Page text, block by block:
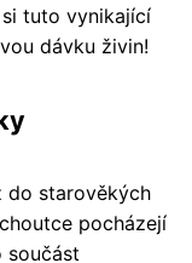
tuto vynikající
dávku živin!
do starověkých
pocházejí
součást